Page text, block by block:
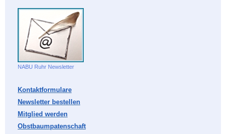
NABU Ruhr Newsletter
Kontaktformulare
Newsletter bestellen
Mitglied werden
Obstbaumpatenschaft